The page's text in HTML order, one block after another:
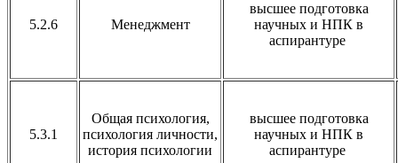
5.2.6 Менеджмент
высшее подготовка
научных и НПК в
аспирантуре
5.3.1
Общая психология,
психология личности,
история психологии
высшее подготовка
научных и НПК в
аспирантуре